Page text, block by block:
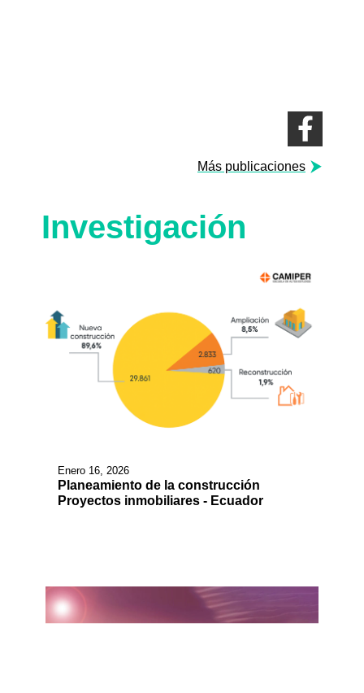
Más publicaciones
Investigación
Enero 16, 2026
Planeamiento de la construcción
Proyectos inmobiliares - Ecuador